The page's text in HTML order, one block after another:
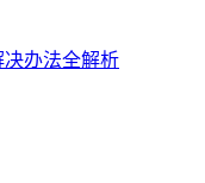
决办法全解析